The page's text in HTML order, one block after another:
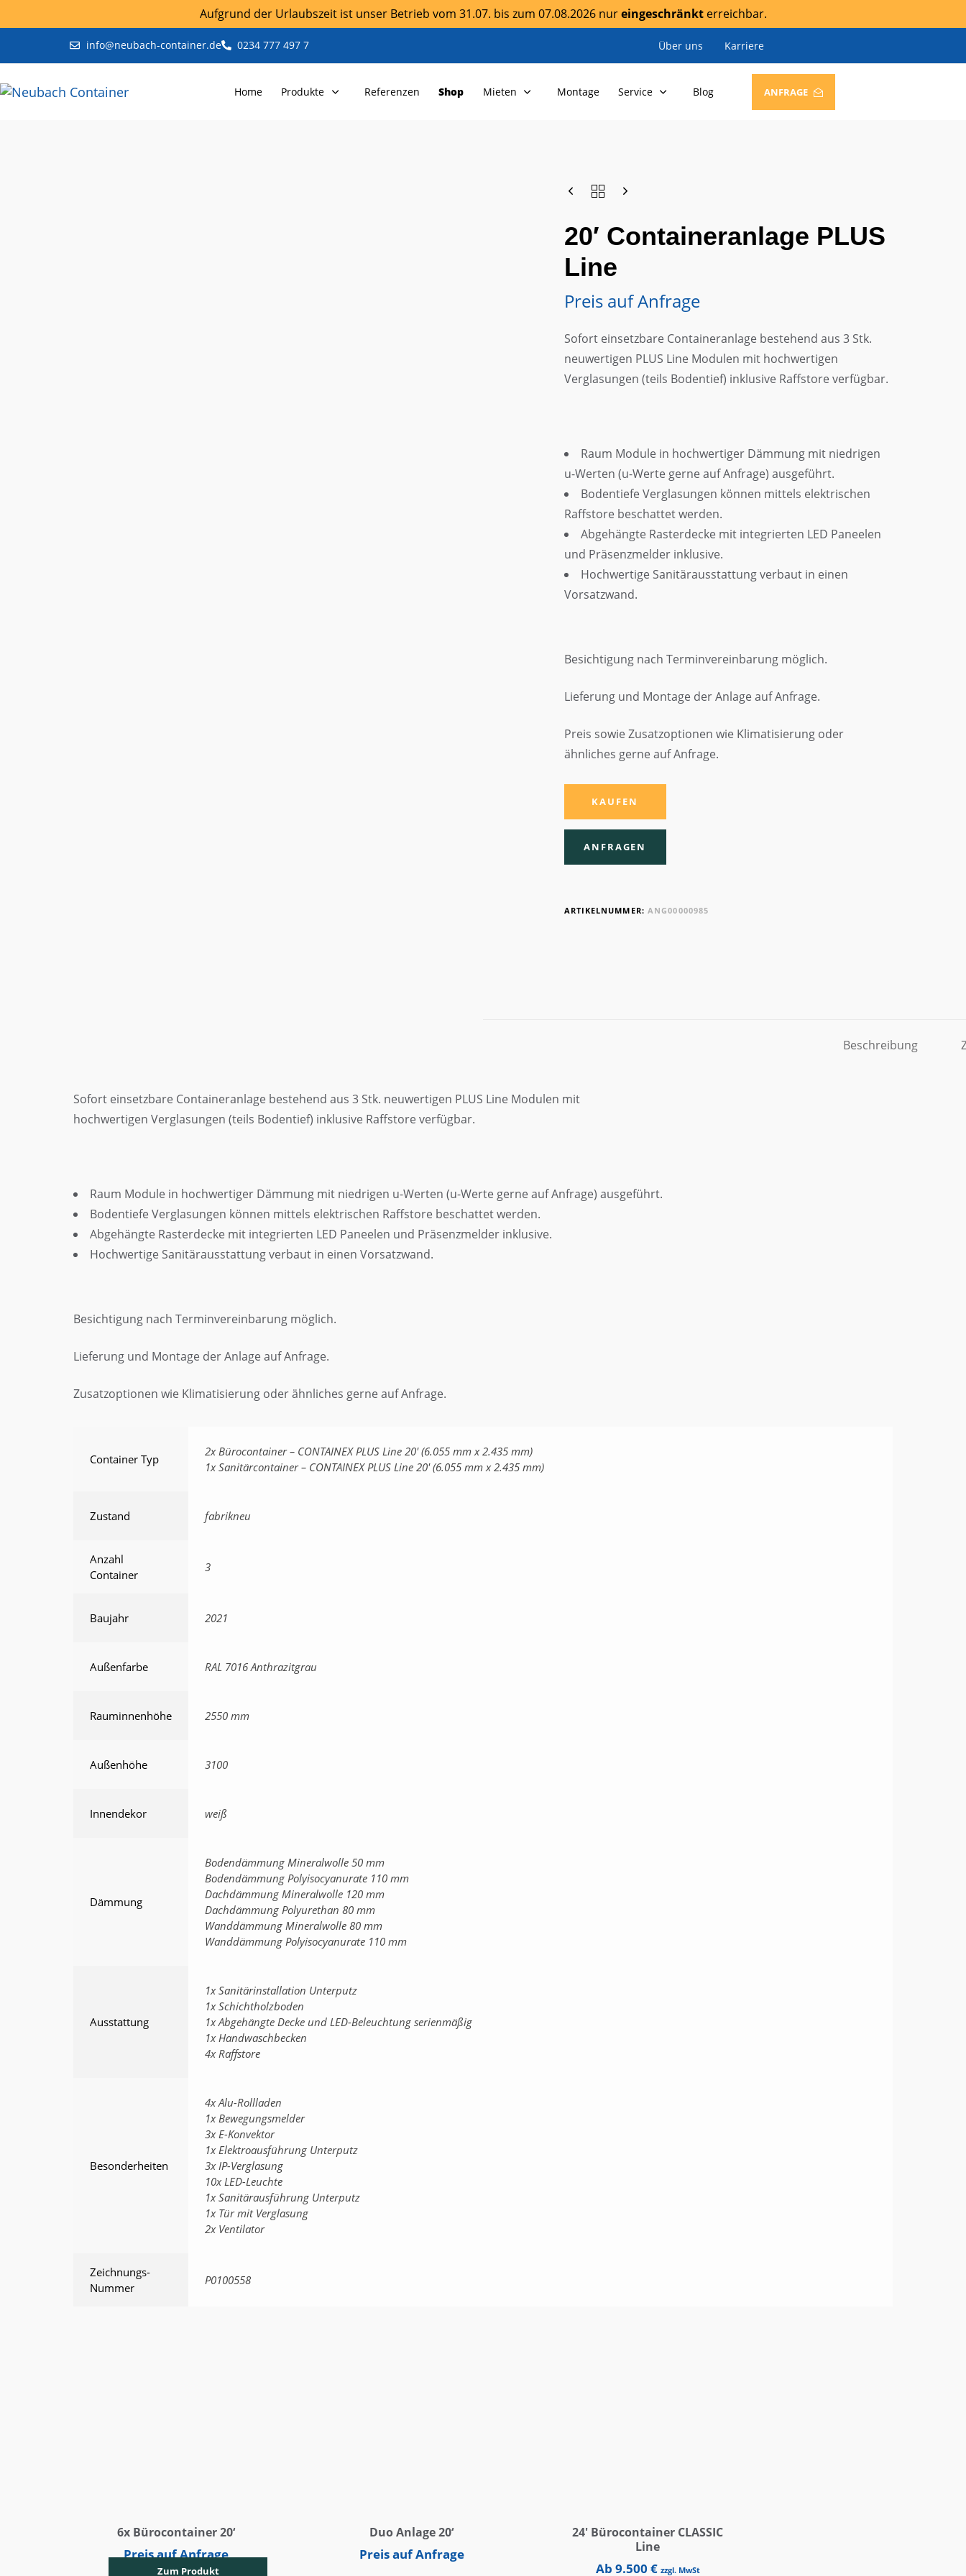
Aufgrund der Urlaubszeit ist unser Betrieb vom 31.07. bis zum 07.08.2026 nureingeschränkterreichbar.
info@neubach-container.de 0234 777 497 7 Über uns Karriere
Home Produkte Referenzen Shop Mieten Montage Service Blog ANFRAGE
20′ Containeranlage PLUS
Line
Preis auf Anfrage
Sofort einsetzbare Containeranlage bestehend aus 3 Stk.
neuwertigen PLUS Line Modulen mit hochwertigen
Verglasungen (teils Bodentief) inklusive Raffstore verfügbar.
Raum Module in hochwertiger Dämmung mit niedrigen
u-Werten (u-Werte gerne auf Anfrage) ausgeführt.
Bodentiefe Verglasungen können mittels elektrischen
Raffstore beschattet werden.
Abgehängte Rasterdecke mit integrierten LED Paneelen
und Präsenzmelder inklusive.
Hochwertige Sanitärausstattung verbaut in einen
Vorsatzwand.
Besichtigung nach Terminvereinbarung möglich.
Lieferung und Montage der Anlage auf Anfrage.
Preis sowie Zusatzoptionen wie Klimatisierung oder
ähnliches gerne auf Anfrage.
KAUFEN
ANFRAGEN
ARTIKELNUMMER: ANG00000985
Beschreibung
Sofort einsetzbare Containeranlage bestehend aus 3 Stk. neuwertigen PLUS Line Modulen mit
hochwertigen Verglasungen (teils Bodentief) inklusive Raffstore verfügbar.
Raum Module in hochwertiger Dämmung mit niedrigen u-Werten (u-Werte gerne auf Anfrage) ausgeführt.
Bodentiefe Verglasungen können mittels elektrischen Raffstore beschattet werden.
Abgehängte Rasterdecke mit integrierten LED Paneelen und Präsenzmelder inklusive.
Hochwertige Sanitärausstattung verbaut in einen Vorsatzwand.
Besichtigung nach Terminvereinbarung möglich.
Lieferung und Montage der Anlage auf Anfrage.
Zusatzoptionen wie Klimatisierung oder ähnliches gerne auf Anfrage.
Container Typ
2x Bürocontainer – CONTAINEX PLUS Line 20' (6.055 mm x 2.435 mm)
1x Sanitärcontainer – CONTAINEX PLUS Line 20' (6.055 mm x 2.435 mm)
Zustand fabrikneu
Anzahl
Container
3
Baujahr 2021
Außenfarbe RAL 7016 Anthrazitgrau
Rauminnenhöhe 2550 mm
Außenhöhe 3100
Innendekor weiß
Dämmung
Bodendämmung Mineralwolle 50 mm
Bodendämmung Polyisocyanurate 110 mm
Dachdämmung Mineralwolle 120 mm
Dachdämmung Polyurethan 80 mm
Wanddämmung Mineralwolle 80 mm
Wanddämmung Polyisocyanurate 110 mm
Ausstattung
1x Sanitärinstallation Unterputz
1x Schichtholzboden
1x Abgehängte Decke und LED-Beleuchtung serienmäßig
1x Handwaschbecken
4x Raffstore
Besonderheiten
4x Alu-Rollladen
1x Bewegungsmelder
3x E-Konvektor
1x Elektroausführung Unterputz
3x IP-Verglasung
10x LED-Leuchte
1x Sanitärausführung Unterputz
1x Tür mit Verglasung
2x Ventilator
Zeichnungs-
Nummer
P0100558
6x Bürocontainer 20‘
Preis auf Anfrage
Zum Produkt
Duo Anlage 20‘
Preis auf Anfrage
24′ Bürocontainer CLASSIC
Line
Ab 9.500 € zzgl. MwSt